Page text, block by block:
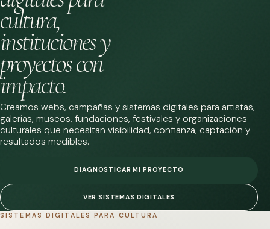
cultura,
instituciones y
proyectos con
impacto.
Creamos webs, campañas y sistemas digitales para artistas,
galerías, museos, fundaciones, festivales y organizaciones
culturales que necesitan visibilidad, confianza, captación y
resultados medibles.
DIAGNOSTICAR MI PROYECTO
VER SISTEMAS DIGITALES
SISTEMAS DIGITALES PARA CULTURA